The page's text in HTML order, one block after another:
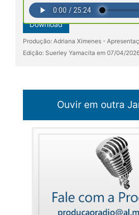
Download
Produção: Adriana Ximenes -
Edição: Suerley Yamacita em 07/04/
Ouvir em outra